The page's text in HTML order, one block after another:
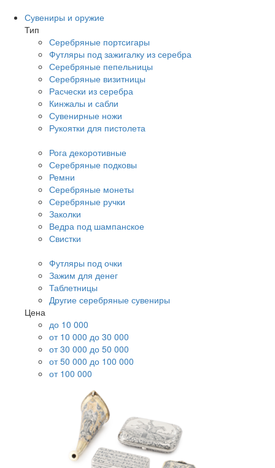
Сувениры и оружие
Тип
Серебряные портсигары
Футляры под зажигалку из серебра
Серебряные пепельницы
Серебряные визитницы
Расчески из серебра
Кинжалы и сабли
Сувенирные ножи
Рукоятки для пистолета
Рога декоротивные
Серебряные подковы
Ремни
Серебряные монеты
Серебряные ручки
Заколки
Ведра под шампанское
Свистки
Футляры под очки
Зажим для денег
Таблетницы
Другие серебряные сувениры
Цена
до 10 000
от 10 000 до 30 000
от 30 000 до 50 000
от 50 000 до 100 000
от 100 000